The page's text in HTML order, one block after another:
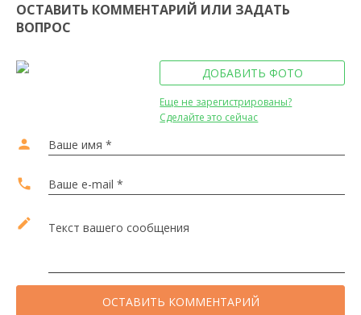
ОСТАВИТЬ КОММЕНТАРИЙ ИЛИ ЗАДАТЬ
ВОПРОС
ДОБАВИТЬ ФОТО
Еще не зарегистрированы?
Сделайте это сейчас
person Ваше имя *
local_phone Ваше e-mail *
edit Текст вашего сообщения
ОСТАВИТЬ КОММЕНТАРИЙ